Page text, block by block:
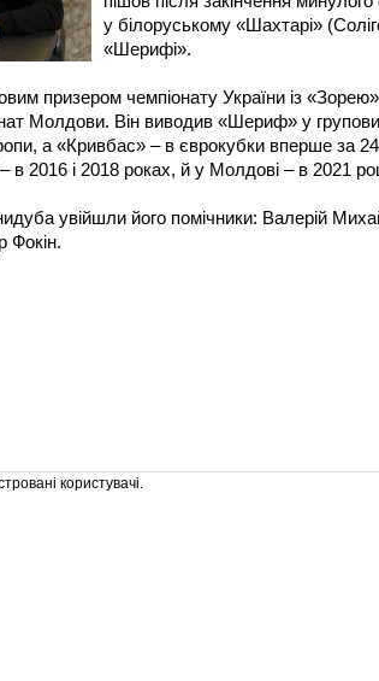
у білоруському «Шахтарі»
«Шерифі».
призером чемпіонату України із
Молдови. Він виводив «Шериф» у
а «Кривбас» – в єврокубки вперше за
в 2016 і 2018 роках, й у Молдові – в 2021
увійшли його помічники: Валерій
Фокін.
користувачі.